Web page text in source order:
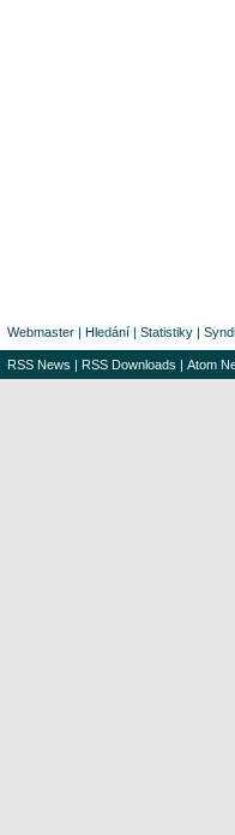
Webmaster | Hledání | Statistiky |
RSS News | RSS Downloads | Atom